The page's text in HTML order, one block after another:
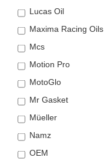
Lucas Oil
Maxima Racing Oils
Mcs
Motion Pro
MotoGlo
Mr Gasket
Müeller
Namz
OEM